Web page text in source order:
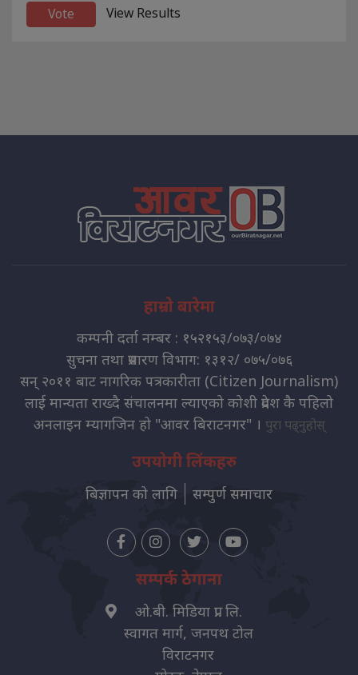
View Results
हाम्रो बारेमा
कम्पनी दर्ता नम्बर : १५२१५३/०७३/०७४
सुचना तथा प्रसारण विभाग: १३१२/ ०७५/०७६
सन् २०११ बाट नागरिक पत्रकारीता (Citizen Journalism)
लाई मान्यता राख्दै संचालनमा ल्याएको कोशी प्रदेश कै पहिलो
अनलाइन म्यागजिन हो "आवर बिराटनगर" । पुरा पढ्नुहोस्
उपयोगी लिंकहरु
बिज्ञापन को लागि सम्पुर्ण समाचार
सम्पर्क ठेगाना
ओ.बी. मिडिया प्रा. लि.
स्वागत मार्ग, जनपथ टोल
विराटनगर